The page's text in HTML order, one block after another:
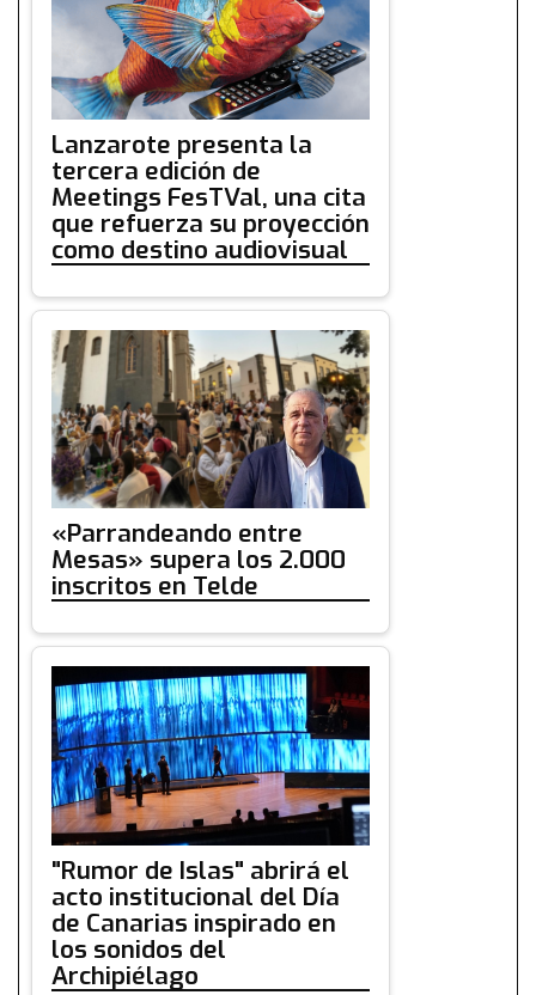
Lanzarote presenta la
tercera edición de
Meetings FesTVal, una cita
que refuerza su proyección
como destino audiovisual
«Parrandeando entre
Mesas» supera los 2.000
inscritos en Telde
"Rumor de Islas" abrirá el
acto institucional del Día
de Canarias inspirado en
los sonidos del
Archipiélago